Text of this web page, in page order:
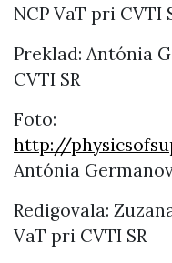
NCP VaT pri CVTI
Preklad: Antónia
CVTI SR
Foto:
http://
Antónia
Redigovala:
VaT pri CVTI SR